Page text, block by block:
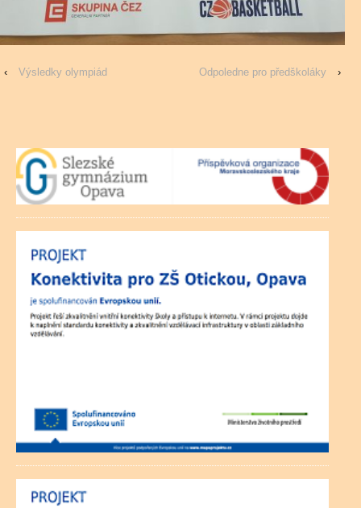
‹ Výsledky olympiád Odpoledne pro předškoláky ›